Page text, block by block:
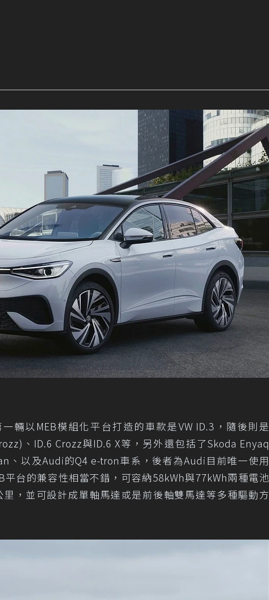
輛以MEB模組化平台打造的車款是VW ID.3，隨後則是
、ID.6 Crozz與ID.6 X等，另外還包括了Skoda Enyaq
、以及Audi的Q4 e-tron車系，後者為Audi目前唯一使用
平台的兼容性相當不錯，可容納58kWh與77kWh兩種電池
，並可設計成單軸馬達或是前後軸雙馬達等多種驅動方